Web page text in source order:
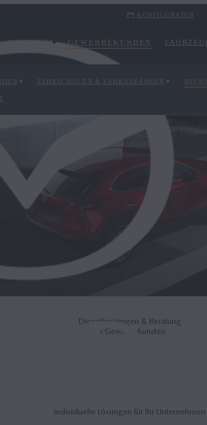
KONFIGURATOR
ANGEBOTE GEWERBEKUNDEN
FAHRSCHULEN & FAHRANFÄNGER
Dienstleistungen & Beratung
für Gewerbekunden
In­di­vi­du­el­le Lö­sun­gen für Ihr Un­ter­neh­men